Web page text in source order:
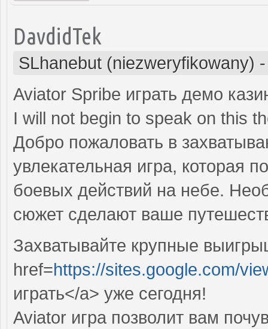
DavdidTek
SLhanebut (niezweryfikowany)
Aviator Spribe играть демо
I will not begin to speak on this
Добро пожаловать в
увлекательная игра, которая
боевых действий на небе.
сюжет сделают ваше
Захватывайте крупные
href=https://sites.google.com/
играть</a> уже сегодня!
Aviator игра позволит вам